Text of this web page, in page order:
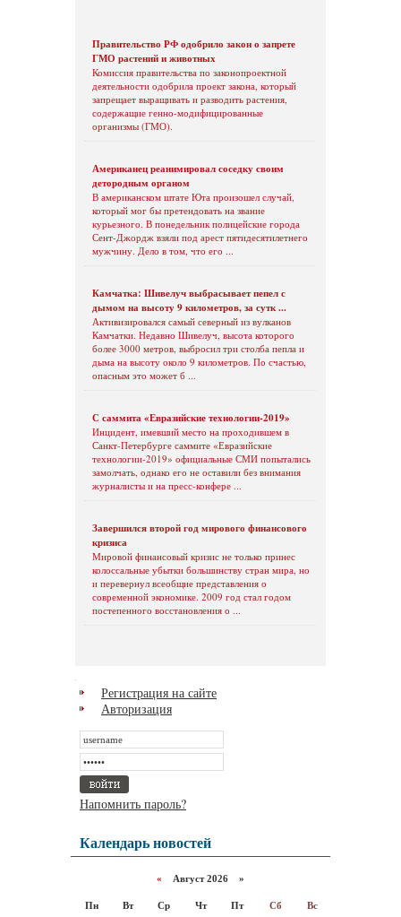
Правительство РФ одобрило закон о запрете
ГМО растений и животных
Комиссия правительства по законопроектной
деятельности одобрила проект закона, который
запрещает выращивать и разводить растения,
содержащие генно-модифицированные
организмы (ГМО).
Американец реанимировал соседку своим
детородным органом
В американском штате Юта произошел случай,
который мог бы претендовать на звание
курьезного. В понедельник полицейские города
Сент-Джордж взяли под арест пятидесятилетнего
мужчину. Дело в том, что его ...
Камчатка: Шивелуч выбрасывает пепел с
дымом на высоту 9 километров, за сутк ...
Активизировался самый северный из вулканов
Камчатки. Недавно Шивелуч, высота которого
более 3000 метров, выбросил три столба пепла и
дыма на высоту около 9 километров. По счастью,
опасным это может б ...
С саммита «Евразийские технологии-2019»
Инцидент, имевший место на проходившем в
Санкт-Петербурге саммите «Евразийские
технологии-2019» официальные СМИ попытались
замолчать, однако его не оставили без внимания
журналисты и на пресс-конфере ...
Завершился второй год мирового финансового
кризиса
Мировой финансовый кризис не только принес
колоссальные убытки большинству стран мира, но
и перевернул всеобщие представления о
современной экономике. 2009 год стал годом
постепенного восстановления о ...
Регистрация на сайте
Авторизация
Напомнить пароль?
Календарь новостей
« Август 2026 »
Пн Вт Ср Чт Пт Сб Вс